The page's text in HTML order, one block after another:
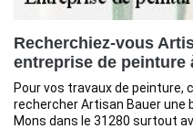
Recherchiez-vous
entreprise de peinture
Pour vos travaux de peinture,
rechercher Artisan Bauer une
Mons dans le 31280 surtout